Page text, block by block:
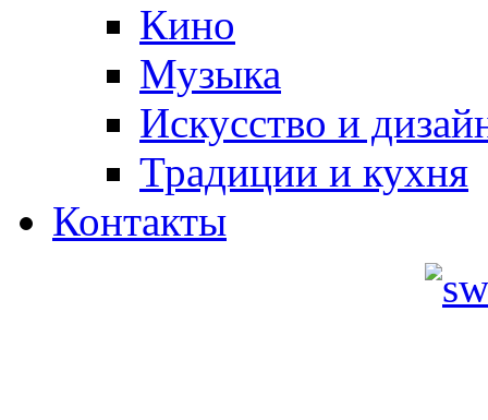
Кино
Музыка
Искусство и
Традиции и кухня
Контакты